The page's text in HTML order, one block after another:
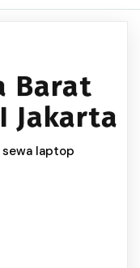
Barat
Jakarta